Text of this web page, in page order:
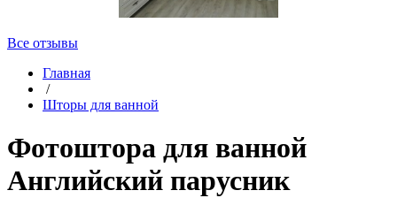
Все отзывы
Главная
/
Шторы для ванной
Фотоштора для ванной
Английский парусник